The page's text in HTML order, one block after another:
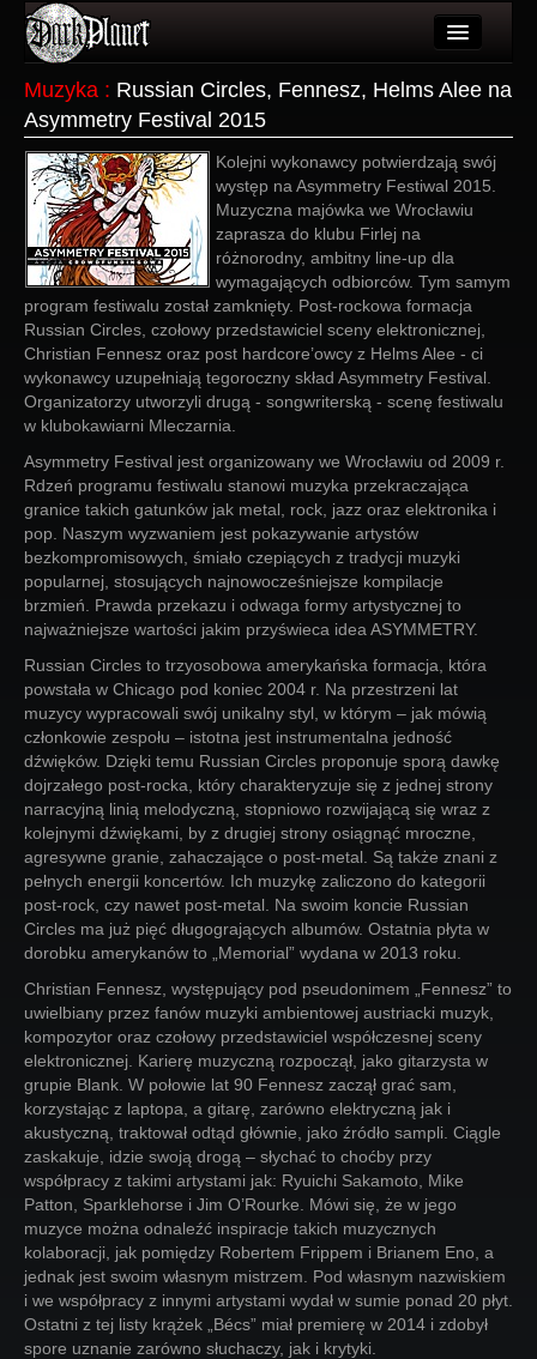
Użytkownicy
Wydarzenia
Galeria
Forum
Więcej
Login
Muzyka : Russian Circles, Fennesz, Helms Alee na
Asymmetry Festival 2015
Kolejni wykonawcy potwierdzają swój
występ na Asymmetry Festiwal 2015.
Muzyczna majówka we Wrocławiu
zaprasza do klubu Firlej na
różnorodny, ambitny line-up dla
wymagających odbiorców. Tym samym
program festiwalu został zamknięty. Post-rockowa formacja
Russian Circles, czołowy przedstawiciel sceny elektronicznej,
Christian Fennesz oraz post hardcore’owcy z Helms Alee - ci
wykonawcy uzupełniają tegoroczny skład Asymmetry Festival.
Organizatorzy utworzyli drugą - songwriterską - scenę festiwalu
w klubokawiarni Mleczarnia.
Asymmetry Festival jest organizowany we Wrocławiu od 2009 r.
Rdzeń programu festiwalu stanowi muzyka przekraczająca
granice takich gatunków jak metal, rock, jazz oraz elektronika i
pop. Naszym wyzwaniem jest pokazywanie artystów
bezkompromisowych, śmiało czepiących z tradycji muzyki
popularnej, stosujących najnowocześniejsze kompilacje
brzmień. Prawda przekazu i odwaga formy artystycznej to
najważniejsze wartości jakim przyświeca idea ASYMMETRY.
Russian Circles to trzyosobowa amerykańska formacja, która
powstała w Chicago pod koniec 2004 r. Na przestrzeni lat
muzycy wypracowali swój unikalny styl, w którym – jak mówią
członkowie zespołu – istotna jest instrumentalna jedność
dźwięków. Dzięki temu Russian Circles proponuje sporą dawkę
dojrzałego post-rocka, który charakteryzuje się z jednej strony
narracyjną linią melodyczną, stopniowo rozwijającą się wraz z
kolejnymi dźwiękami, by z drugiej strony osiągnąć mroczne,
agresywne granie, zahaczające o post-metal. Są także znani z
pełnych energii koncertów. Ich muzykę zaliczono do kategorii
post-rock, czy nawet post-metal. Na swoim koncie Russian
Circles ma już pięć długogrających albumów. Ostatnia płyta w
dorobku amerykanów to „Memorial” wydana w 2013 roku.
Christian Fennesz, występujący pod pseudonimem „Fennesz” to
uwielbiany przez fanów muzyki ambientowej austriacki muzyk,
kompozytor oraz czołowy przedstawiciel współczesnej sceny
elektronicznej. Karierę muzyczną rozpoczął, jako gitarzysta w
grupie Blank. W połowie lat 90 Fennesz zaczął grać sam,
korzystając z laptopa, a gitarę, zarówno elektryczną jak i
akustyczną, traktował odtąd głównie, jako źródło sampli. Ciągle
zaskakuje, idzie swoją drogą – słychać to choćby przy
współpracy z takimi artystami jak: Ryuichi Sakamoto, Mike
Patton, Sparklehorse i Jim O’Rourke. Mówi się, że w jego
muzyce można odnaleźć inspiracje takich muzycznych
kolaboracji, jak pomiędzy Robertem Frippem i Brianem Eno, a
jednak jest swoim własnym mistrzem. Pod własnym nazwiskiem
i we współpracy z innymi artystami wydał w sumie ponad 20 płyt.
Ostatni z tej listy krążek „Bécs” miał premierę w 2014 i zdobył
spore uznanie zarówno słuchaczy, jak i krytyki.